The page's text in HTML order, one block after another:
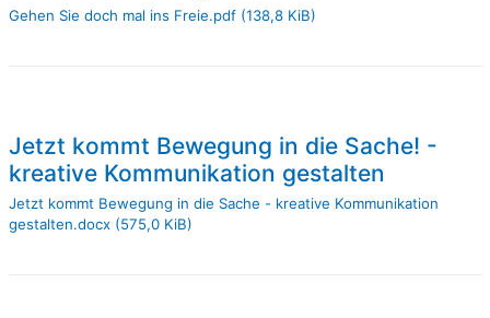
Gehen Sie doch mal ins Freie.pdf (138,8 KiB)
Jetzt kommt Bewegung in die Sache! -
kreative Kommunikation gestalten
Jetzt kommt Bewegung in die Sache - kreative Kommunikation
gestalten.docx (575,0 KiB)